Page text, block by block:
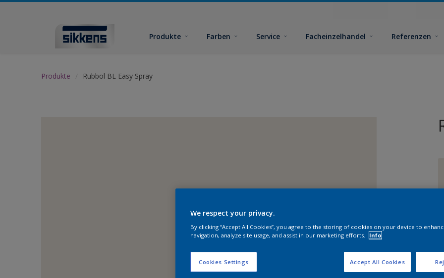
Produkte Farben Service Facheinzelhandel Referenzen
Produkte Rubbol BL Easy Spray
We respect your privacy.
By clicking “Accept All Cookies”, you agree to the storing of cookies on your device to
navigation, analyze site usage, and assist in our marketing efforts.
Info
Cookies Settings Accept All Cookies